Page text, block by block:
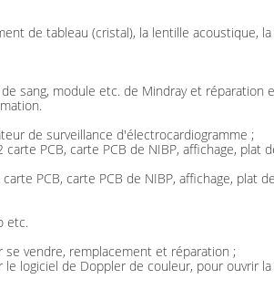
de tableau (cristal), la lentille acoustique,
sang, module etc. de Mindray et réparation
de surveillance d'électrocardiogramme ;
PCB, carte PCB de NIBP, affichage, plat
PCB, carte PCB de NIBP, affichage, plat
etc.
se vendre, remplacement et réparation ;
logiciel de Doppler de couleur, pour ouvrir